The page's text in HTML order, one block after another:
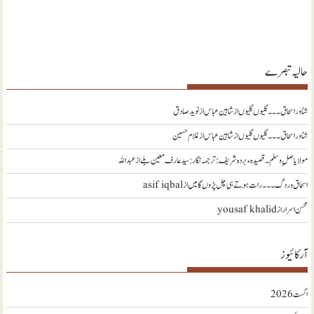
حالیہ تبصرے
شناور اسحاق ۔۔۔ گلیوں گلیوں از شاہین عباسازنويد صادق
شناور اسحاق ۔۔۔ گلیوں گلیوں از شاہین عباسازغلام حسین
مولا یا صلِ وسلم ۔قصیدہ ء بردہ شریف: ترجمہ نگار : سید عارف معین بلےازعبداللہ
اسحاق وردگ ۔۔۔ رات ہوتے ہی چل پڑوں گا میںازasif iqbal
محسن اسرارازyousaf khalid
آرکائیوز
اگست 2026